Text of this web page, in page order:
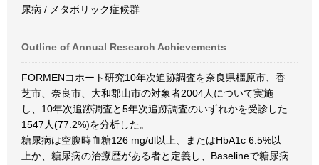
尿病 / メタボリック症候群
Outline of Annual Research Achievements
FORMENコホート研究10年次追跡調査を奈良県橿原市、香
芝市、奈良市、大和郡山市の対象者2004人について実施
し、10年次追跡調査と5年次追跡調査のいずれかを受診した
1547人(77.2%)を分析した。
糖尿病は空腹時血糖126 mg/dl以上、またはHbA1c 6.5%以
上か、糖尿病の治療歴がある者と定義し、Baselineで糖尿病